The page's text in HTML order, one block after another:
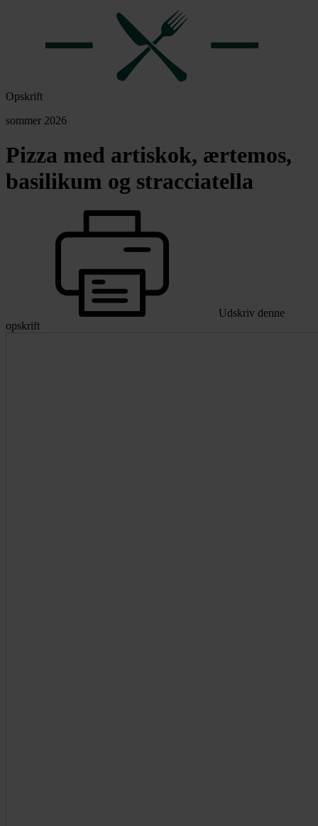
Opskrift
sommer 2026
Pizza med artiskok, ærtemos,
basilikum og stracciatella
Udskriv denne
opskrift